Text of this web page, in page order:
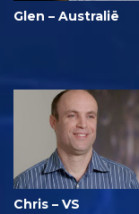
Glen – Australië
Chris – VS